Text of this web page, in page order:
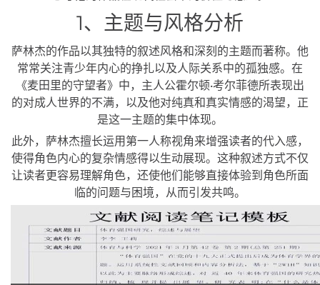
1、主题与风格分析
萨林杰的作品以其独特的叙述风格和深刻的主题而著称。他
常常关注青少年内心的挣扎以及人际关系中的孤独感。在
《麦田里的守望者》中，主人公霍尔顿·考尔菲德所表现出
的对成人世界的不满，以及他对纯真和真实情感的渴望，正
是这一主题的集中体现。
此外，萨林杰擅长运用第一人称视角来增强读者的代入感，
使得角色内心的复杂情感得以生动展现。这种叙述方式不仅
让读者更容易理解角色，还使他们能够直接体验到角色所面
临的问题与困境，从而引发共鸣。